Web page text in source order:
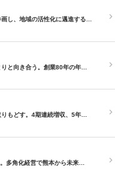
し、地域の活性化に邁進する…
と向き合う。創業80年の年…
もどす。4期連続増収、5年…
多角化経営で熊本から未来…